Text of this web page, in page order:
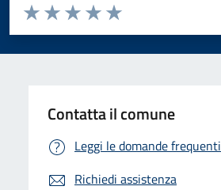
Domanda
Valuta da 1 a 5 stelle la pagina
Valuta 5 stelle su 5
Valuta 4 stelle su 5
Valuta 3 stelle su 5
Valuta 2 stelle su 5
Valuta 1 stelle su 5
Contatta il comune
Leggi le domande frequenti
Richiedi assistenza